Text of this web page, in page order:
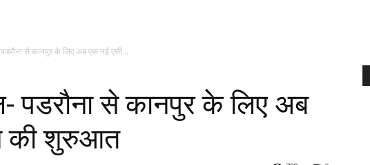
से कानपुर के लिए अब एक नई एसी...
पडरौना से कानपुर के लिए अब
की शुरुआत